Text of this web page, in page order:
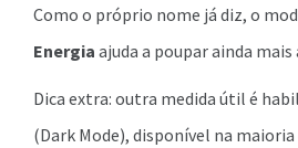
Como o próprio nome já diz, o
Energia ajuda a poupar ainda mais
Dica extra: outra medida útil é
(Dark Mode), disponível na